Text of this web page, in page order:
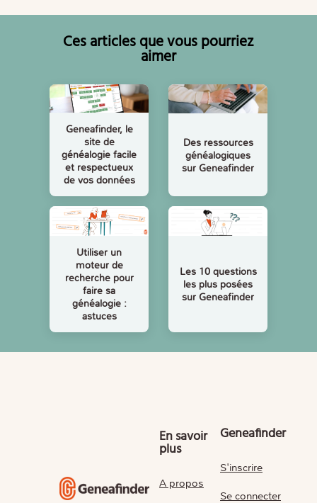
Ces articles que vous pourriez
aimer
Geneafinder, le
site de
généalogie facile
et respectueux
de vos données
Des ressources
généalogiques
sur Geneafinder
Utiliser un
moteur de
recherche pour
faire sa
généalogie :
astuces
Les 10 questions
les plus posées
sur Geneafinder
En savoir
plus
A propos
Geneafinder
S'inscrire
Se connecter